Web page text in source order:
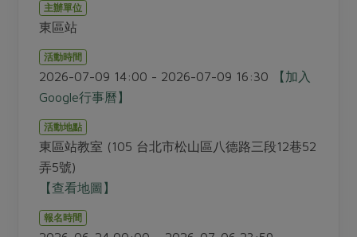
肉品・水產
畜產肉類
水畜加工品
調理食材・點心
調味醬料/南北貨
海鮮
蔬食
蛋料理
料理方式
烘焙．點心
醬料
2026年端午節預購圓滿結束
更多預購活動
當季產品
傳到心坎裡，誠心又澎派
合作25-經典快閃最後一週
合作25-精選產品第四彈
更多當季產品
主婦食堂
社內大小事
產品故事
樂齡生活
廚房瑜伽
關注議題
非基改運動
認識合作社
關於我們
合作社組織
員工與求才
產品檢驗
自主把關
檢驗報告
重要公告
主辦單位
東區站
活動時間
2026-07-09 14:00 - 2026-07-09 16:30
【加入
Google行事曆】
活動地點
東區站教室 (105 台北市松山區八德路三段12巷52
弄5號)
【查看地圖】
報名時間